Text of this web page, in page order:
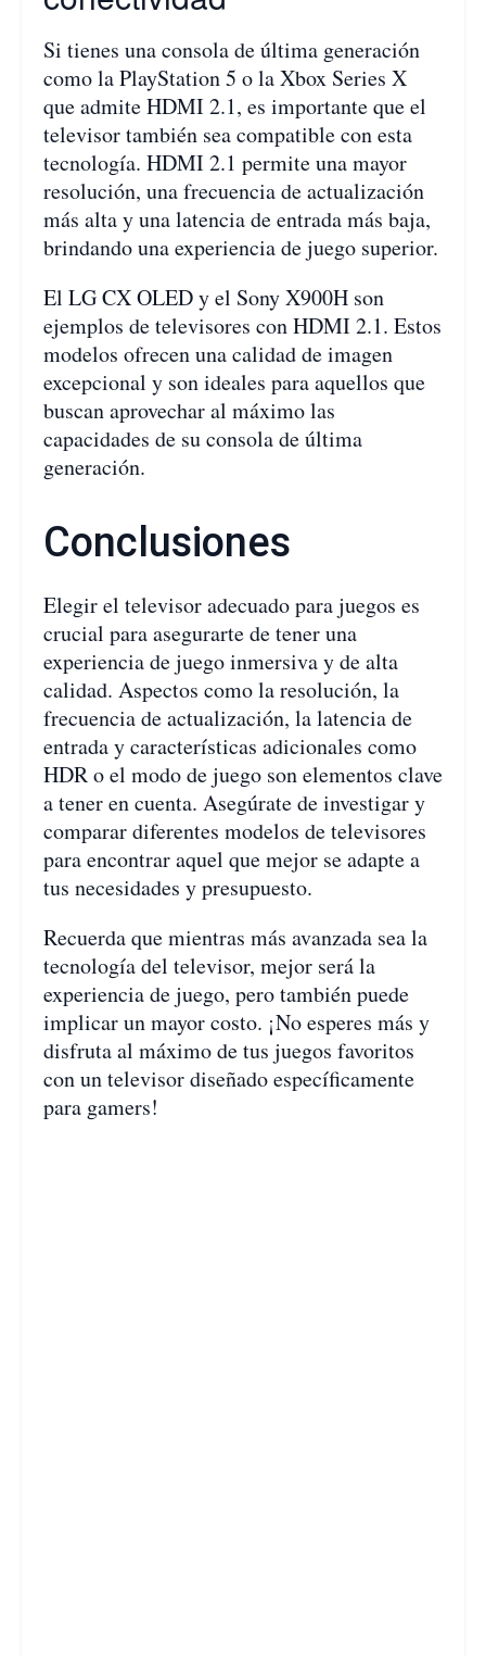
Si tienes una consola de última generación
como la PlayStation 5 o la Xbox Series X
que admite HDMI 2.1, es importante que el
televisor también sea compatible con esta
tecnología. HDMI 2.1 permite una mayor
resolución, una frecuencia de actualización
más alta y una latencia de entrada más baja,
brindando una experiencia de juego superior.
El LG CX OLED y el Sony X900H son
ejemplos de televisores con HDMI 2.1. Estos
modelos ofrecen una calidad de imagen
excepcional y son ideales para aquellos que
buscan aprovechar al máximo las
capacidades de su consola de última
generación.
Conclusiones
Elegir el televisor adecuado para juegos es
crucial para asegurarte de tener una
experiencia de juego inmersiva y de alta
calidad. Aspectos como la resolución, la
frecuencia de actualización, la latencia de
entrada y características adicionales como
HDR o el modo de juego son elementos clave
a tener en cuenta. Asegúrate de investigar y
comparar diferentes modelos de televisores
para encontrar aquel que mejor se adapte a
tus necesidades y presupuesto.
Recuerda que mientras más avanzada sea la
tecnología del televisor, mejor será la
experiencia de juego, pero también puede
implicar un mayor costo. ¡No esperes más y
disfruta al máximo de tus juegos favoritos
con un televisor diseñado específicamente
para gamers!